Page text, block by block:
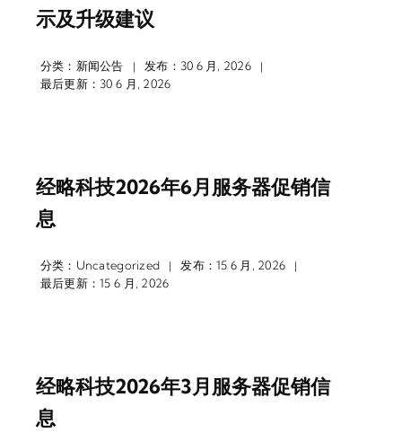
示及升级建议
分类： 新闻公告 | 发布：30 6 月, 2026
|
最后更新：30 6 月, 2026
经略科技2026年6月服务器促销信
息
分类： Uncategorized | 发布：15 6 月, 2026
|
最后更新：15 6 月, 2026
经略科技2026年3月服务器促销信
息